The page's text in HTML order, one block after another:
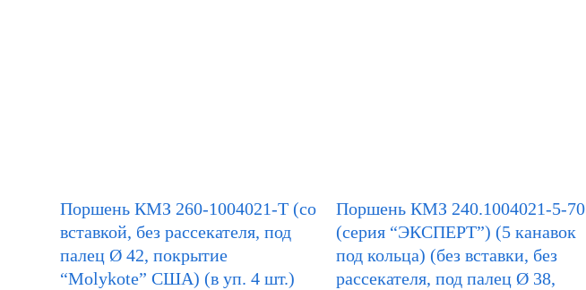
Поршень КМЗ 260-1004021-Т (со
вставкой, без рассекателя, под
палец Ø 42, покрытие
“Molykote” США) (в уп. 4 шт.)
Поршень КМЗ 240.1004021-5-70
(серия “ЭКСПЕРТ”) (5 канавок
под кольца) (без вставки, без
рассекателя, под палец Ø 38,